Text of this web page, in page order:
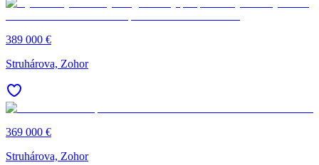
389 000 €
Struhárova, Zohor
369 000 €
Struhárova, Zohor